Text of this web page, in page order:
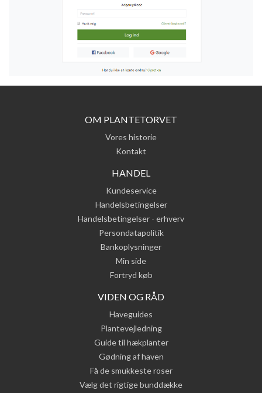
OM PLANTETORVET
Vores historie
Kontakt
HANDEL
Kundeservice
Handelsbetingelser
Handelsbetingelser - erhverv
Persondatapolitik
Bankoplysninger
Min side
Fortryd køb
VIDEN OG RÅD
Haveguides
Plantevejledning
Guide til hækplanter
Gødning af haven
Få de smukkeste roser
Vælg det rigtige bunddække